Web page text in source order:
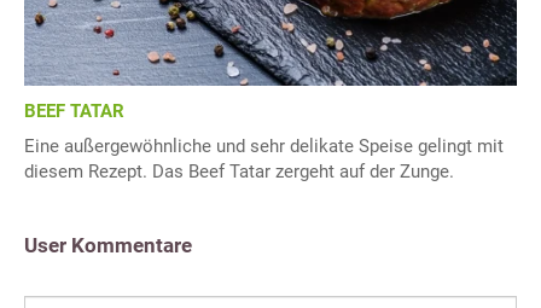
BEEF TATAR
Eine außergewöhnliche und sehr delikate Speise gelingt mit
diesem Rezept. Das Beef Tatar zergeht auf der Zunge.
User Kommentare